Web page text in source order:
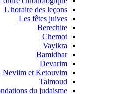
L'horaire des leçons
Les fêtes juives
Berechite
Chemot
Vayikra
Bamidbar
Devarim
Neviim et Ketouvim
Talmoud
du judaisme